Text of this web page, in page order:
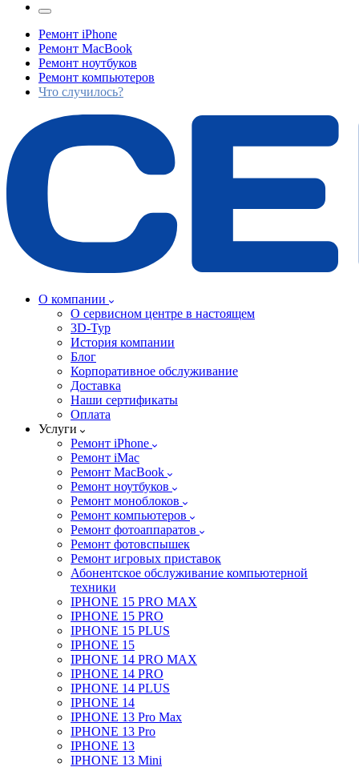
Ремонт iPhone
Ремонт MacBook
Ремонт ноутбуков
Ремонт компьютеров
Что случилось?
О компании
О сервисном центре в настоящем
3D-Тур
История компании
Блог
Корпоративное обслуживание
Доставка
Наши сертификаты
Оплата
Услуги
Ремонт iPhone
Ремонт iMac
Ремонт MacBook
Ремонт ноутбуков
Ремонт моноблоков
Ремонт компьютеров
Ремонт фотоаппаратов
Ремонт фотовспышек
Ремонт игровых приставок
Абонентское обслуживание компьютерной
техники
IPHONE 15 PRO MAX
IPHONE 15 PRO
IPHONE 15 PLUS
IPHONE 15
IPHONE 14 PRO MAX
IPHONE 14 PRO
IPHONE 14 PLUS
IPHONE 14
IPHONE 13 Pro Max
IPHONE 13 Pro
IPHONE 13
IPHONE 13 Mini